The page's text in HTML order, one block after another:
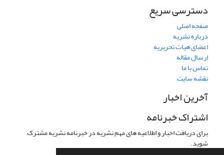
دسترسی سریع
صفحه اصلی
درباره نشریه
اعضای هیات تحریریه
ارسال مقاله
تماس با ما
نقشه سایت
آخرین اخبار
اشتراک خبرنامه
برای دریافت اخبار و اطلاعیه های مهم نشریه در خبرنامه نشریه مشترک
شوید.